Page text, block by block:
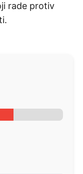
rade protiv